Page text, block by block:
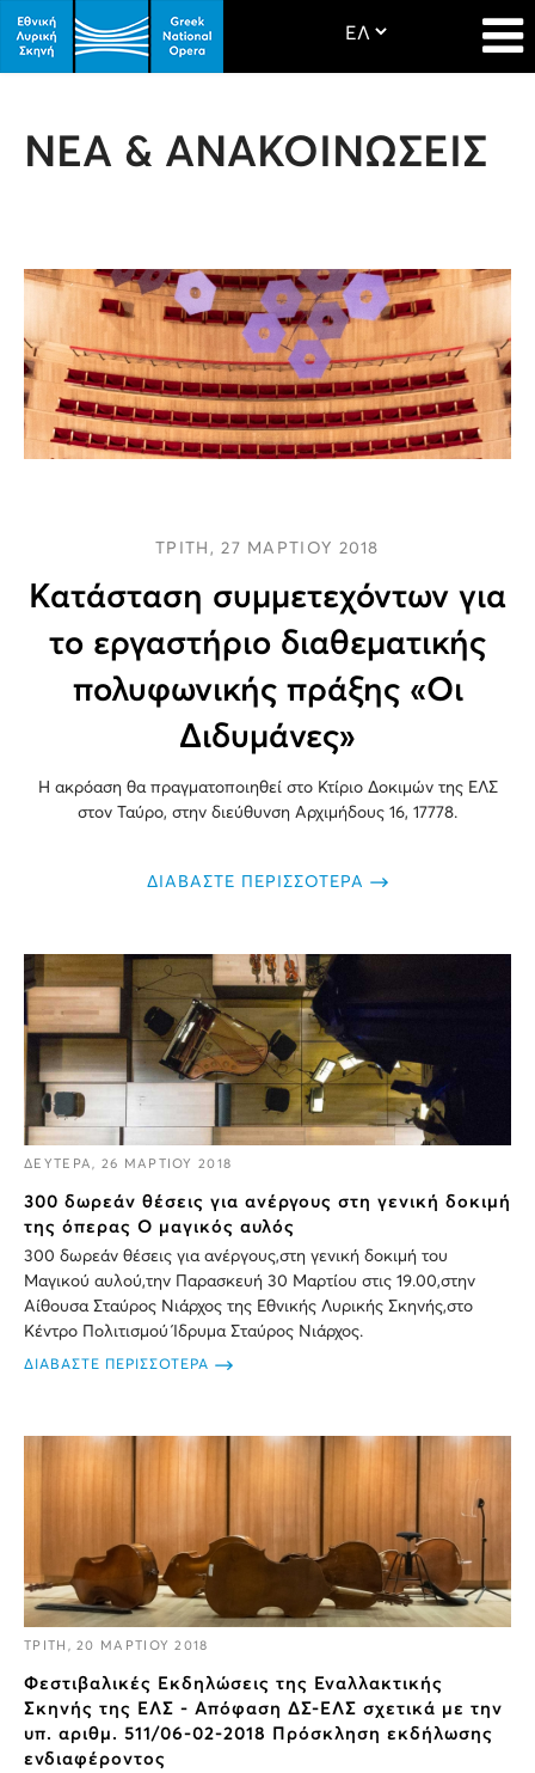
ΝΕΑ & ΑΝΑΚΟΙΝΩΣΕΙΣ
ΤΡΙΤΗ, 27 ΜΑΡΤΙΟΥ 2018
Κατάσταση συμμετεχόντων για
το εργαστήριο διαθεματικής
πολυφωνικής πράξης «Οι
Διδυμάνες»
Η ακρόαση θα πραγματοποιηθεί στο Κτίριο Δοκιμών της ΕΛΣ
στον Ταύρο, στην διεύθυνση Aρχιμήδους 16, 17778.
ΔΙΑΒΑΣΤΕ ΠΕΡΙΣΣΟΤΕΡΑ
ΔΕΥΤΕΡΑ, 26 ΜΑΡΤΙΟΥ 2018
300 δωρεάν θέσεις για ανέργους στη γενική δοκιμή
της όπερας Ο μαγικός αυλός
300 δωρεάν θέσεις για ανέργους,στη γενική δοκιμή του
Μαγικού αυλού,την Παρασκευή 30 Μαρτίου στις 19.00,στην
Αίθουσα Σταύρος Νιάρχος της Εθνικής Λυρικής Σκηνής,στο
Κέντρο Πολιτισμού Ίδρυμα Σταύρος Νιάρχος.
ΔΙΑΒΑΣΤΕ ΠΕΡΙΣΣΟΤΕΡΑ
ΤΡΙΤΗ, 20 ΜΑΡΤΙΟΥ 2018
Φεστιβαλικές Εκδηλώσεις της Εναλλακτικής
Σκηνής της ΕΛΣ - Απόφαση ΔΣ-ΕΛΣ σχετικά με την
υπ. αριθμ. 511/06-02-2018 Πρόσκληση εκδήλωσης
ενδιαφέροντος